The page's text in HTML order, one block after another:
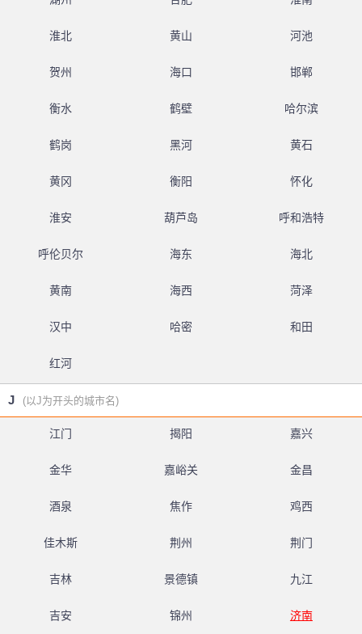
淮北 黄山 河池
贺州 海口 邯郸
衡水 鹤壁 哈尔滨
鹤岗 黑河 黄石
黄冈 衡阳 怀化
淮安 葫芦岛 呼和浩特
呼伦贝尔 海东 海北
黄南 海西 菏泽
汉中 哈密 和田
红河
J (以J为开头的城市名)
江门 揭阳 嘉兴
金华 嘉峪关 金昌
酒泉 焦作 鸡西
佳木斯 荆州 荆门
吉林 景德镇 九江
吉安 锦州 济南